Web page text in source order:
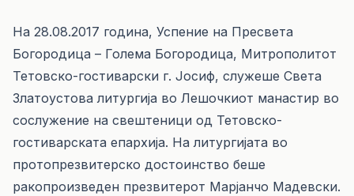
На 28.08.2017 година, Успение на Пресвета
Богородица – Голема Богородица, Митрополитот
Тетовско-гостиварски г. Јосиф, служеше Света
Златоустова литургија во Лешочкиот манастир во
сослужение на свештеници од Тетовско-
гостиварската епархија. На литургијата во
протопрезвитерско достоинство беше
ракопроизведен презвитерот Марјанчо Мадевски.